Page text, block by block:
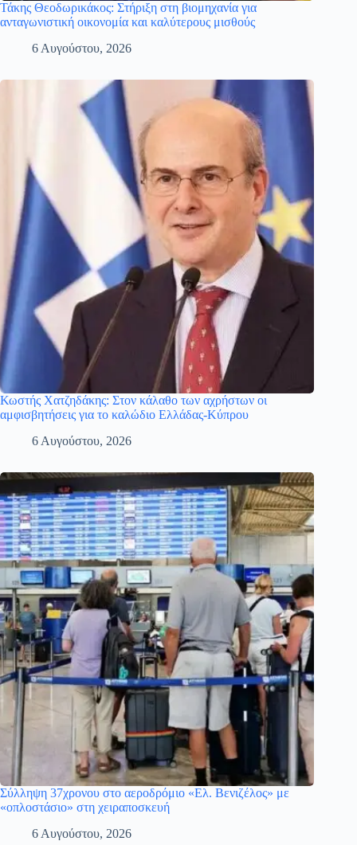
Τάκης Θεοδωρικάκος: Στήριξη στη βιομηχανία για
ανταγωνιστική οικονομία και καλύτερους μισθούς
6 Αυγούστου, 2026
Κωστής Χατζηδάκης: Στον κάλαθο των αχρήστων οι
αμφισβητήσεις για το καλώδιο Ελλάδας-Κύπρου
6 Αυγούστου, 2026
Σύλληψη 37χρονου στο αεροδρόμιο «Ελ. Βενιζέλος» με
«οπλοστάσιο» στη χειραποσκευή
6 Αυγούστου, 2026